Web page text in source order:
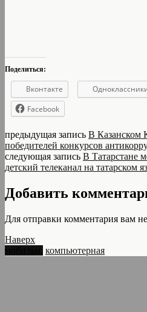
Поделиться:
Вконтакте
Facebook
предыдущая запись В Казанском
победителей конкурсов
следующая запись В Татарстане
детский телеканал на татарском
Добавить
Для отправки комментария вам
Наверх
компьютерная